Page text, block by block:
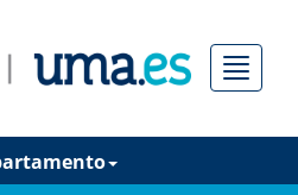
Menú